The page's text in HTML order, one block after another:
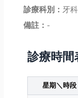
診療科別： 牙科
備註： -
診療時間
星期＼時段